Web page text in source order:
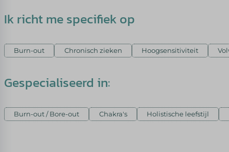
Ik richt me specifiek op
Burn-out Chronisch zieken Hoogsensitiviteit
Gespecialiseerd in:
Burn-out / Bore-out Chakra's Holistische leefstijl